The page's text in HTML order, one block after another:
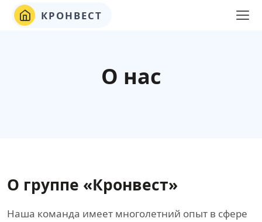
КРОНВЕСТ
О нас
О группе «Кронвест»
Наша команда имеет многолетний опыт в сфере